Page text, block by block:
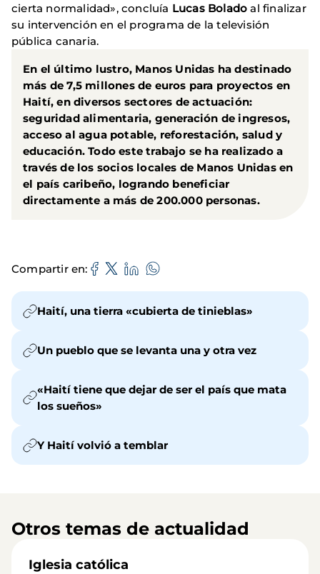
cierta normalidad», concluía Lucas Bolado al finalizar
su intervención en el programa de la televisión
pública canaria.
En el último lustro, Manos Unidas ha destinado
más de 7,5 millones de euros para proyectos en
Haití, en diversos sectores de actuación:
seguridad alimentaria, generación de ingresos,
acceso al agua potable, reforestación, salud y
educación. Todo este trabajo se ha realizado a
través de los socios locales de Manos Unidas en
el país caribeño, logrando beneficiar
directamente a más de 200.000 personas.
Compartir en
Haití, una tierra «cubierta de tinieblas»
Un pueblo que se levanta una y otra vez
«Haití tiene que dejar de ser el país que mata
los sueños»
Y Haití volvió a temblar
Otros temas de actualidad
Iglesia católica